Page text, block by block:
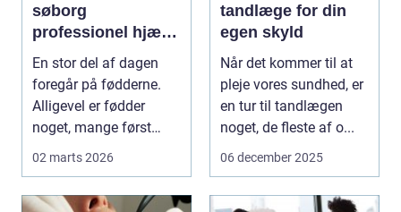
søborg
professionel hjælp
til sunde fødder i
hverdagen
En stor del af dagen
foregår på fødderne.
Alligevel er fødder
noget, mange først
tænker på, når smer...
02 marts 2026
tandlæge for din
egen skyld
Når det kommer til at
pleje vores sundhed, er
en tur til tandlægen
noget, de fleste af o...
06 december 2025